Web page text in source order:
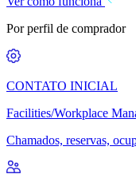
Por perfil de comprador
CONTATO INICIAL
Facilities/Workplace
Chamados, reservas,